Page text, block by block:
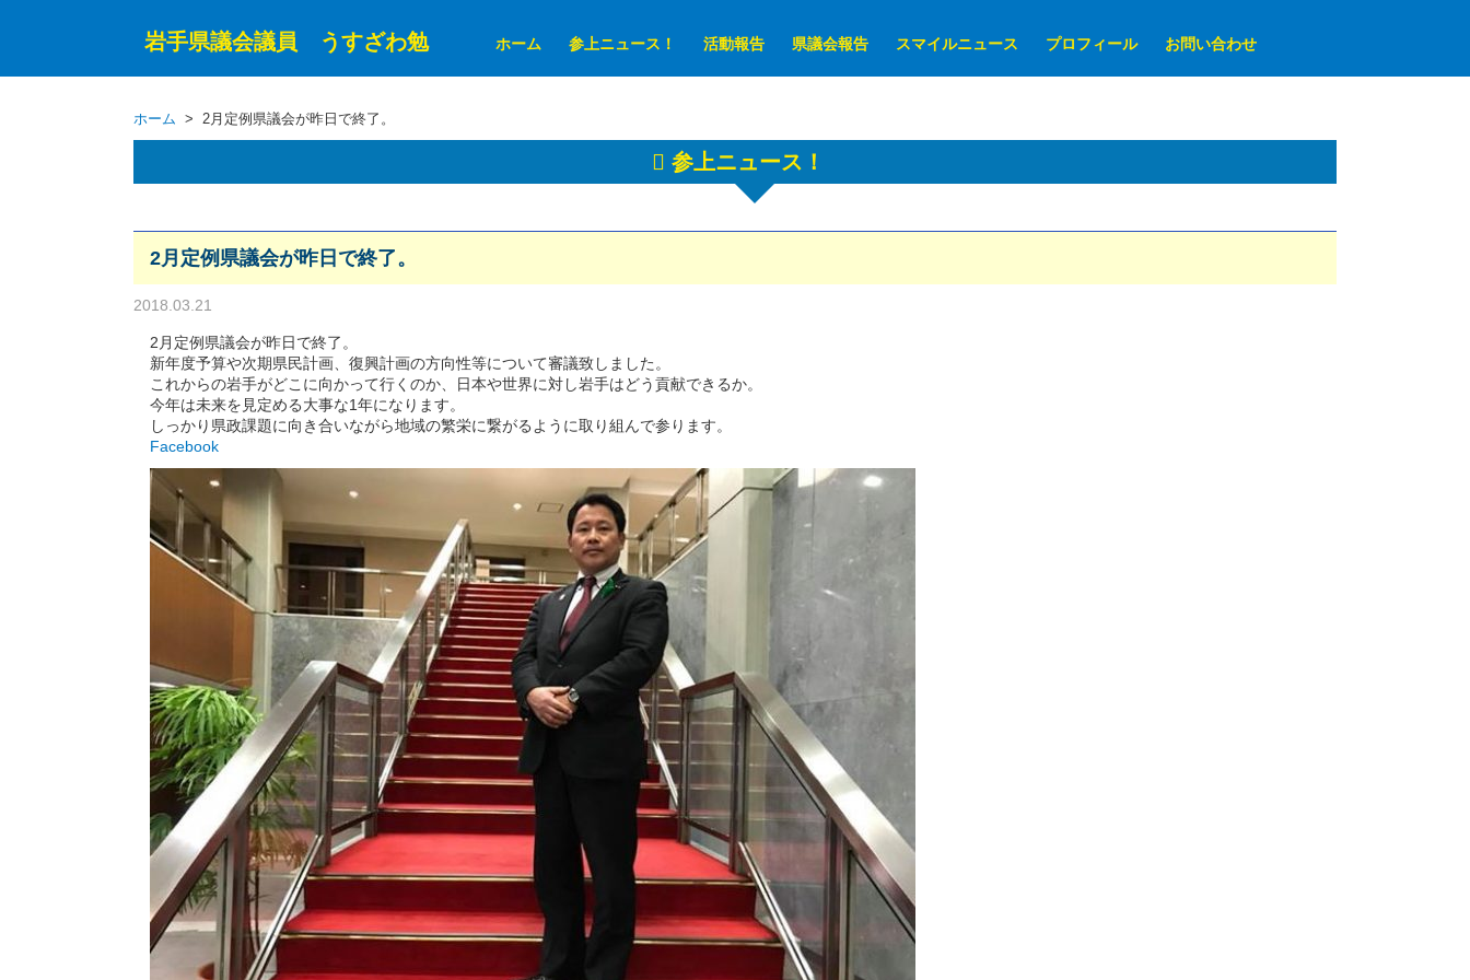
岩手県議会議員 うすざわ勉 ホーム 参上ニュース！ 活動報告 県議会報告 スマイルニュース プロフィール お問い合わせ
ホーム > 2月定例県議会が昨日で終了。
参上ニュース！
2月定例県議会が昨日で終了。
2018.03.21
2月定例県議会が昨日で終了。
新年度予算や次期県民計画、復興計画の方向性等について審議致しました。
これからの岩手がどこに向かって行くのか、日本や世界に対し岩手はどう貢献できるか。
今年は未来を見定める大事な1年になります。
しっかり県政課題に向き合いながら地域の繁栄に繋がるように取り組んで参ります。
Facebook